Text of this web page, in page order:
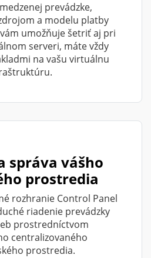
prevádzke,
a modelu platby
umožňuje šetriť aj pri
serveri, máte vždy
na vašu virtuálnu
správa vášho
prostredia
rozhranie Control Panel
riadenie prevádzky
prostredníctvom
centralizovaného
prostredia.